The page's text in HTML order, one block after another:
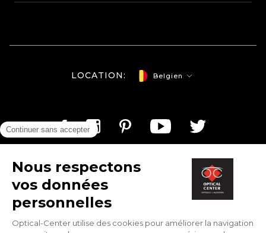
LOCATION: Belgien
Optical-center.be/de © Copyright 2026